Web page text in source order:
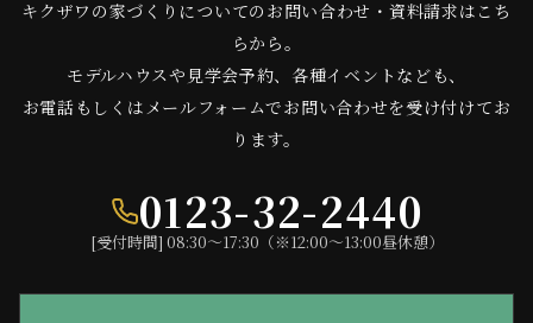
キクザワの家づくりについてのお問い合わせ・資料請求はこち
らから。
モデルハウスや見学会予約、各種イベントなども、
お電話もしくはメールフォームでお問い合わせを受け付けてお
ります。
0123-32-2440
[受付時間] 08:30〜17:30（※12:00〜13:00昼休憩）